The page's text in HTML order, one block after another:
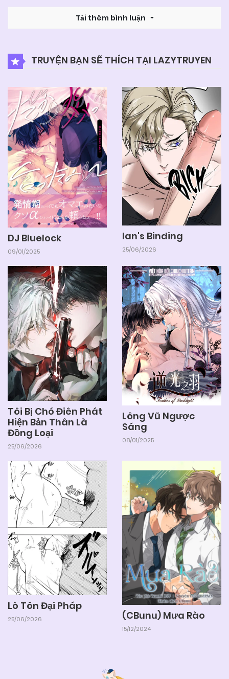
Tải thêm bình luận
TRUYỆN BẠN SẼ THÍCH TẠI LAZYTRUYEN
DJ Bluelock
09/01/2025
Ian's Binding
25/06/2026
Tôi Bị Chó Điên Phát
Hiện Bản Thân Là
Đồng Loại
25/06/2026
Lông Vũ Ngược
Sáng
08/01/2025
Lò Tôn Đại Pháp
25/06/2026 (CBunu) Mưa Rào
15/12/2024